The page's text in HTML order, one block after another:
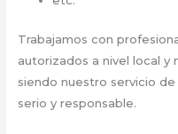
Trabajamos con
autorizados a nivel local y
siendo nuestro servicio de
serio y responsable.